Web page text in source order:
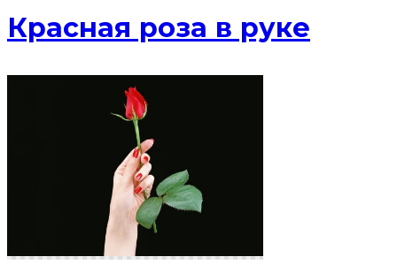
Красная роза в руке